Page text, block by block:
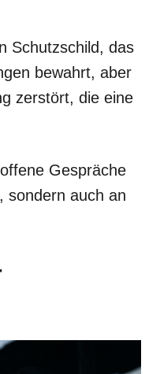
Schutzschild, das
bewahrt, aber
zerstört, die eine
Gespräche
sondern auch an